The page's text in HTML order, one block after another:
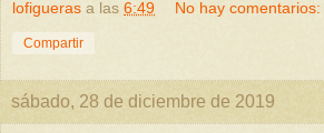
lofigueras a las 6:49 No hay comentarios:
Compartir
sábado, 28 de diciembre de 2019